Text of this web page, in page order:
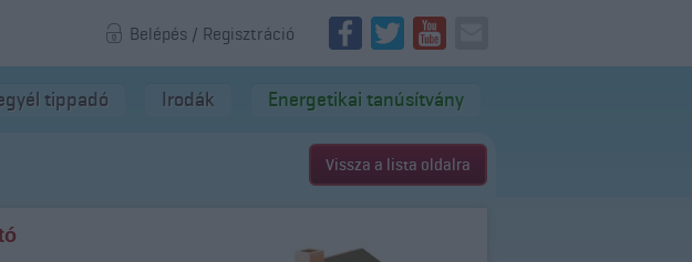
Belépés / Regisztráció
tippadó Irodák Energetikai tanúsítvány
Vissza a lista oldalra